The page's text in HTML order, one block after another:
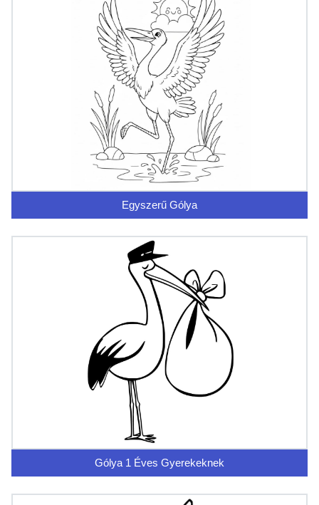
Egyszerű Gólya
Gólya 1 Éves Gyerekeknek